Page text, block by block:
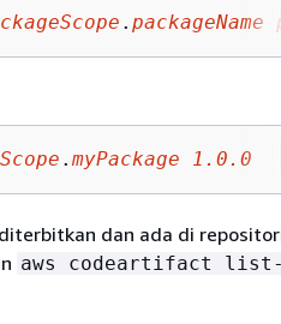
. packageName
. myPackage 1.0.0
dan ada di
aws codeartifact list-